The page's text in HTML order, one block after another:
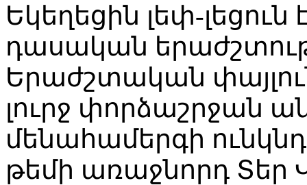
Եկեղեցին լեփ-
դասական
Երաժշտական
լուրջ փորձաշրջան
մենահամերգի
թեմի առաջնորդ Տեր